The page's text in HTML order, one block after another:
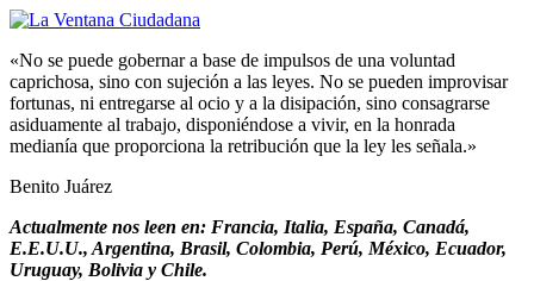
«No se puede gobernar a base de impulsos de una voluntad
caprichosa, sino con sujeción a las leyes. No se pueden improvisar
fortunas, ni entregarse al ocio y a la disipación, sino consagrarse
asiduamente al trabajo, disponiéndose a vivir, en la honrada
medianía que proporciona la retribución que la ley les señala.»
Benito Juárez
Actualmente nos leen en: Francia, Italia, España, Canadá,
E.E.U.U., Argentina, Brasil, Colombia, Perú, México, Ecuador,
Uruguay, Bolivia y Chile.